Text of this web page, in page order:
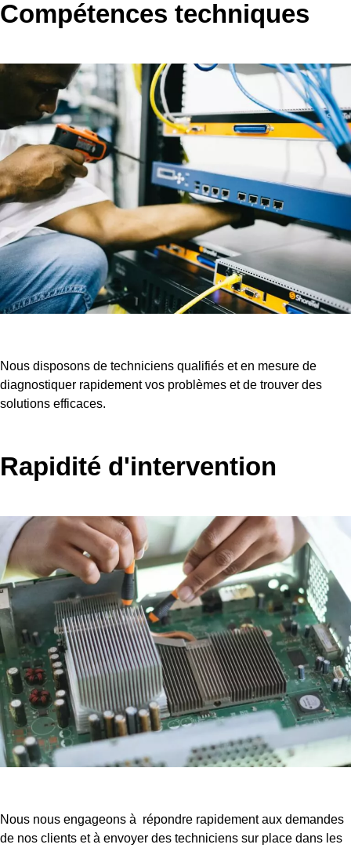
Compétences techniques
Nous disposons de techniciens qualifiés et en mesure de
diagnostiquer rapidement vos problèmes et de trouver des
solutions efficaces.
Rapidité d'intervention
Nous nous engageons à répondre rapidement aux demandes
de nos clients et à envoyer des techniciens sur place dans les